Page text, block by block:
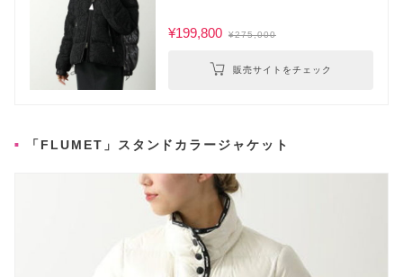
¥199,800 ¥275,000
販売サイトをチェック
「FLUMET」スタンドカラージャケット